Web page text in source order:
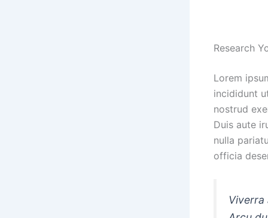
Research
Lorem
incididunt
nostrud
Duis aute
nulla
officia
Viverra